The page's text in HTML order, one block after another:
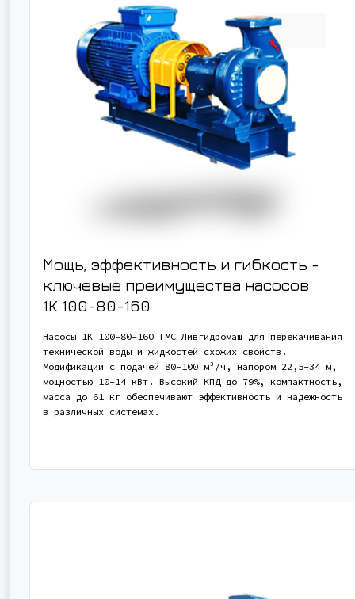
Мощь, эффективность и гибкость -
ключевые преимущества насосов
1К 100-80-160
Насосы 1К 100-80-160 ГМС Ливгидромаш для перекачивания
технической воды и жидкостей схожих свойств.
Модификации с подачей 80-100 м³/ч, напором 22,5-34 м,
мощностью 10-14 кВт. Высокий КПД до 79%, компактность,
масса до 61 кг обеспечивают эффективность и надежность
в различных системах.